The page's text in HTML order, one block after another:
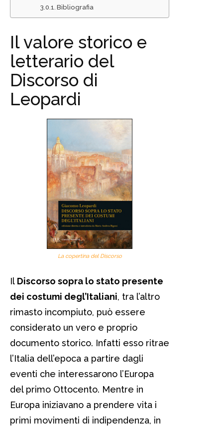
Bibliografia
Il valore storico e
letterario del
Discorso di
Leopardi
La copertina del Discorso
Il Discorso sopra lo stato presente
dei costumi degl’Italiani, tra l’altro
rimasto incompiuto, può essere
considerato un vero e proprio
documento storico. Infatti esso ritrae
l’Italia dell’epoca a partire dagli
eventi che interessarono l’Europa
del primo Ottocento. Mentre in
Europa iniziavano a prendere vita i
primi movimenti di indipendenza, in